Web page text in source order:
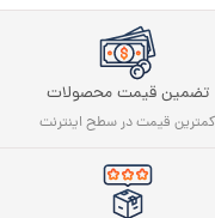
تضمین قیمت محصولات
کمترین قیمت در سطح اینترنت